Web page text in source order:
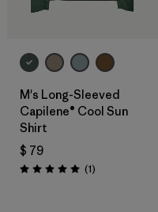
M's Long-Sleeved
Capilene® Cool Sun
Shirt
$ 79
Valoración: 5.0 / 5
(1Comentarios
)